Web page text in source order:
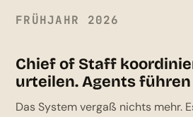
FRÜHJAHR 2026
Chief of Staff
urteilen. Agents führen
Das System vergaß nichts mehr.